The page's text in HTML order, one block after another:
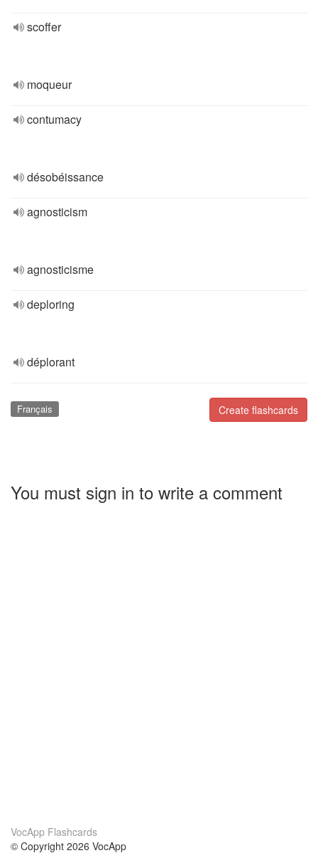
scoffer
moqueur
contumacy
désobéissance
agnosticism
agnosticisme
deploring
déplorant
Create flashcards
Français
You must sign in to write a comment
VocApp Flashcards
© Copyright 2026 VocApp